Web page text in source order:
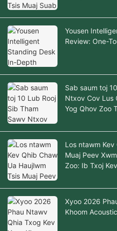
Yousen
Review: One-
Sab saum toj
Ntxov Cov Lus
Yog Qhov Zoo
Los ntawm Kev
Muaj Peev
Zoo: Ib Txoj
Xyoo 2026
Khoom